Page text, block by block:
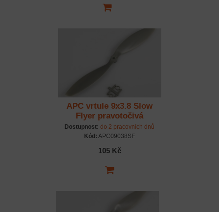
APC vrtule 9x3.8 Slow
Flyer pravotočivá
Dostupnost: do 2 pracovních dnů
Kód: APC09038SF
105 Kč